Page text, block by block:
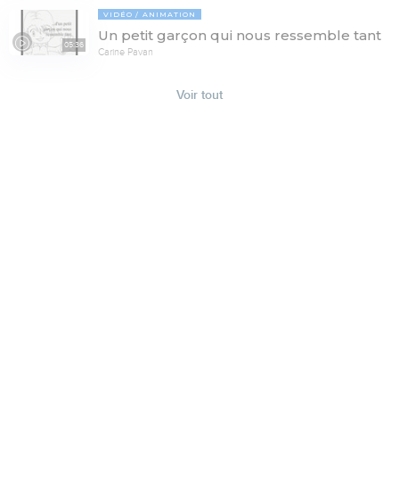
05:36
VIDÉO ANIMATION
Un petit garçon qui nous ressemble tant
Carine Pavan
Voir tout